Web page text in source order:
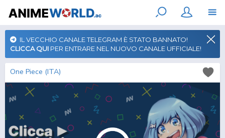
IL VECCHIO CANALE TELEGRAM È STATO BANNATO!
CLICCA QUI PER ENTRARE NEL NUOVO CANALE UFFICIALE!
One Piece (ITA)